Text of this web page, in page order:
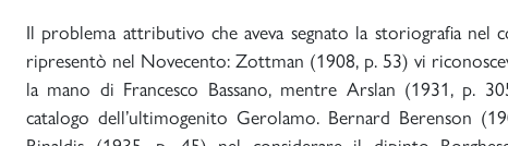
Il problema attributivo che aveva segnato la storiografia nel
ripresentò nel Novecento: Zottman (1908, p. 53) vi
la mano di Francesco Bassano, mentre Arslan (1931, p.
catalogo dell’ultimogenito Gerolamo. Bernard Berenson